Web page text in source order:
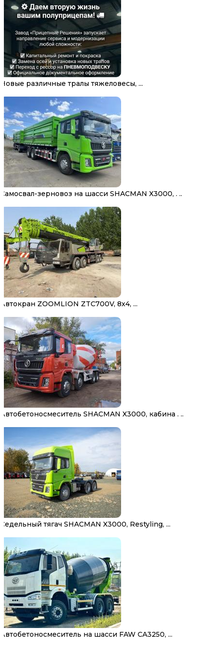
Новые различные тралы тяжеловесы, ...
Самосвал-зерновоз на шасси SHACMAN X3000, . ..
Автокран ZOOMLION ZTC700V, 8х4, ...
Автобетоносмеситель SHACMAN X3000, кабина . ..
Седельный тягач SHACMAN X3000, Restyling, ...
Автобетоносмеситель на шасси FAW CA3250, ...